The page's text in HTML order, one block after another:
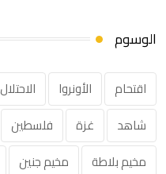
الوسوم
اقتحام الأونروا الاحتلال
شاهد
غزة فلسطين
مخيم بلاطة
مخيم جنين